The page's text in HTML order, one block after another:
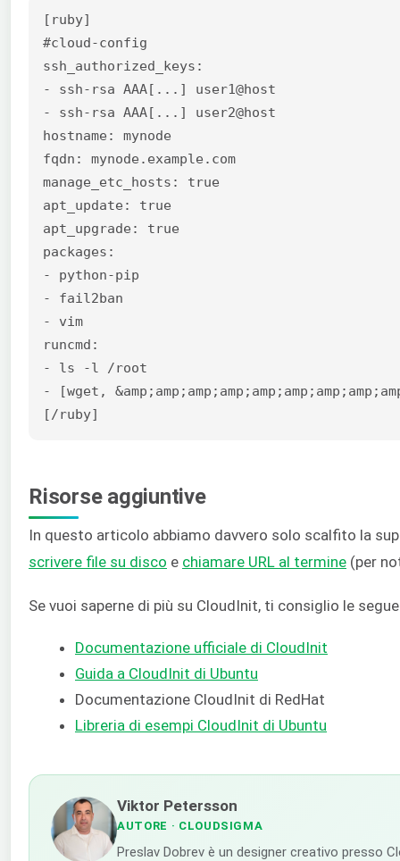
[ruby]
#cloud-config
ssh_authorized_keys:
- ssh-rsa AAA[...] user1@host
- ssh-rsa AAA[...] user2@host
hostname: mynode
fqdn: mynode.example.com
manage_etc_hosts: true
apt_update: true
apt_upgrade: true
packages:
- python-pip
- fail2ban
- vim
runcmd:
- ls -l /root
- [wget,
[/ruby]
Risorse aggiuntive
In questo articolo abbiamo davvero solo scalfito la
scrivere file su disco e chiamare URL al termine (per
Se vuoi saperne di più su CloudInit, ti consiglio le
Documentazione ufficiale di CloudInit
Guida a CloudInit di Ubuntu
Documentazione CloudInit di RedHat
Libreria di esempi CloudInit di Ubuntu
Viktor Petersson
AUTORE · CLOUDSIGMA
Preslav Dobrev è un designer creativo presso